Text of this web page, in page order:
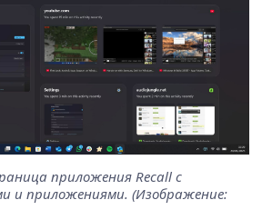
приложения Recall с
и приложениями. (Изображение: